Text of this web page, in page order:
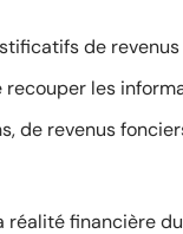
de
les
de revenus
réalité financière